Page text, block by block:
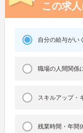
この求
自分の給与がい
職場の人間関係
スキルアップ・
残業時間・年間